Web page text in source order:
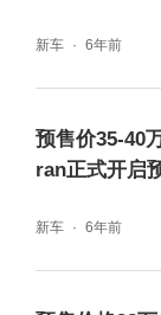
电机车型
机，电池为
种选择。
新车 6年前
预售价35-40
ran正式开启
新车 6年前